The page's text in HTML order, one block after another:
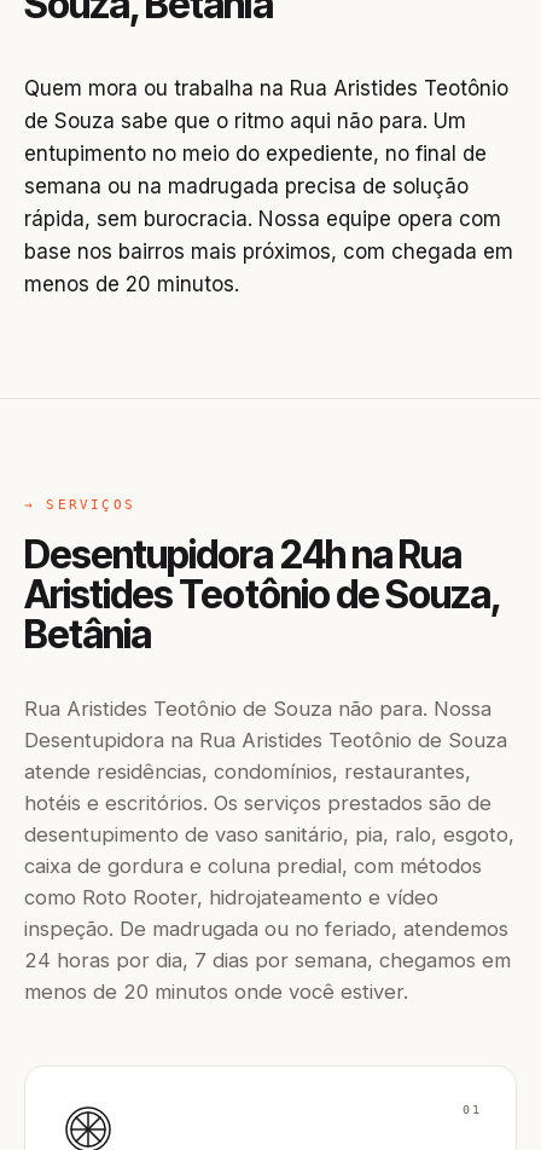
Quem mora ou trabalha na Rua Aristides Teotônio
de Souza sabe que o ritmo aqui não para. Um
entupimento no meio do expediente, no final de
semana ou na madrugada precisa de solução
rápida, sem burocracia. Nossa equipe opera com
base nos bairros mais próximos, com chegada em
menos de 20 minutos.
→ SERVIÇOS
Desentupidora 24h na Rua
Aristides Teotônio de Souza,
Betânia
Rua Aristides Teotônio de Souza não para. Nossa
Desentupidora na Rua Aristides Teotônio de Souza
atende residências, condomínios, restaurantes,
hotéis e escritórios. Os serviços prestados são de
desentupimento de vaso sanitário, pia, ralo, esgoto,
caixa de gordura e coluna predial, com métodos
como Roto Rooter, hidrojateamento e vídeo
inspeção. De madrugada ou no feriado, atendemos
24 horas por dia, 7 dias por semana, chegamos em
menos de 20 minutos onde você estiver.
01